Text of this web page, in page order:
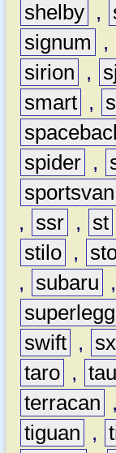
shelby ,
signum
,
sirion
, sj
smart ,
spider ,
sportsvan
,
ssr , st
stilo ,
,
subaru ,
swift ,
taro ,
terracan
,
tiguan
,